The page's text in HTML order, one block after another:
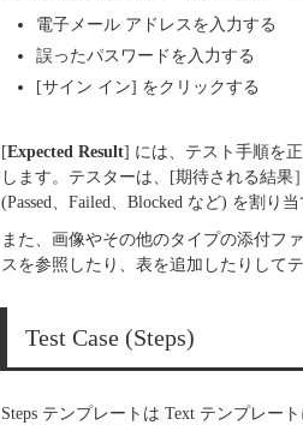
電子メール アドレスを入力する
誤ったパスワードを入力する
[サイン イン] をクリックする
[Expected Result] には、テスト手順を
します。テスターは、[期待される結
(Passed、Failed、Blocked など) を割り当
また、画像やその他のタイプの添付フ
スを参照したり、表を追加したりして
Test Case (Steps)
Steps テンプレートは Text テンプレー